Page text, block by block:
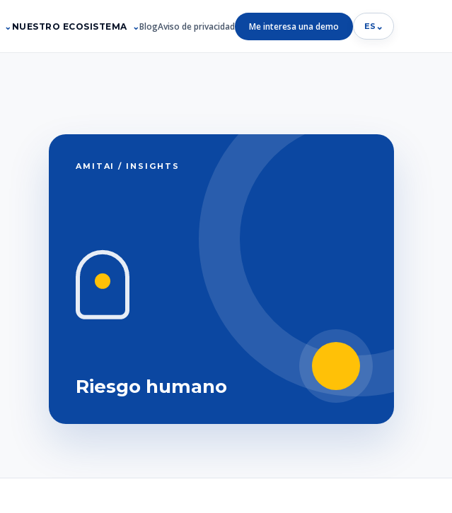
NUESTRO ECOSISTEMA BlogAviso de privacidad Me interesa una demo ES ⌄
AMITAI / INSIGHTS
Riesgo humano